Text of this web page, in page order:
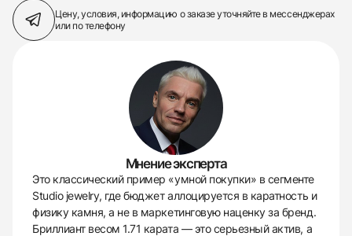
Цену, условия, информацию о заказеуточняйте в мессенджерах
или по телефону
Мнение эксперта
Это классический пример «умной покупки» в сегменте
Studio jewelry, где бюджет аллоцируется в каратность и
физику камня, а не в маркетинговую наценку за бренд.
Бриллиант весом 1.71 карата — это серьезный актив, а